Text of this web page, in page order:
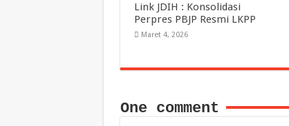
Link JDIH : Konsolidasi
Perpres PBJP Resmi LKPP
Maret 4, 2026
One comment